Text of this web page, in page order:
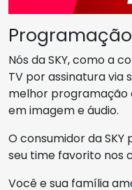
Programação
Nós da SKY, como a
TV por assinatura via
melhor programação
em imagem e áudio.
O consumidor da
seu time favorito nos
Você e sua família